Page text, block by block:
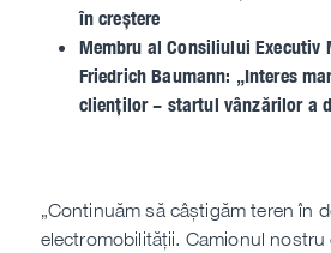
în creștere
Membru al Consiliului Executiv
Friedrich Baumann: „Interes
clienților – startul vânzărilor a
„Continuăm să câștigăm teren în
electromobilității. Camionul nostru